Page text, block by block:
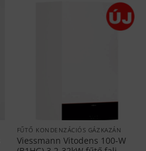
FŰTŐ KONDENZÁCIÓS GÁZKAZÁN
Viessmann Vitodens 100-W